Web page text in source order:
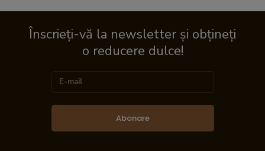
Înscrieți-vă la newsletter și obțineți
o reducere dulce!
Abonare